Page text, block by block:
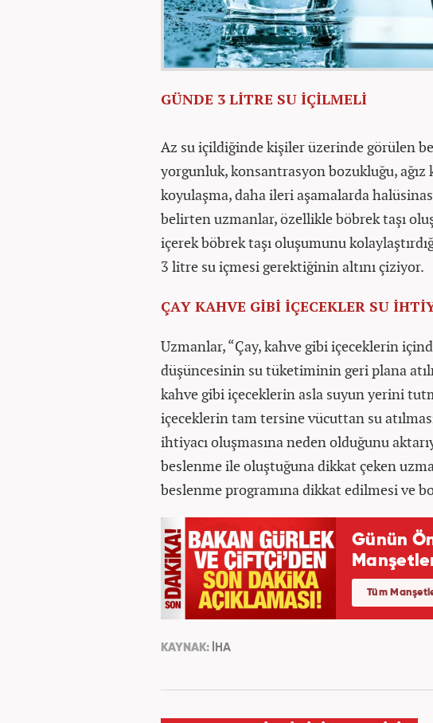
GÜNDE 3 LİTRE SU İÇİLMELİ
Az su içildiğinde kişiler üzerinde görülen
yorgunluk, konsantrasyon bozukluğu,
koyulaşma, daha ileri aşamalarda
belirten uzmanlar, özellikle böbrek taşı
içerek böbrek taşı oluşumunu
3 litre su içmesi gerektiğinin altını çiziyor.
ÇAY KAHVE GİBİ İÇECEKLER SU
Uzmanlar, “Çay, kahve gibi içeceklerin
düşüncesinin su tüketiminin geri plana
kahve gibi içeceklerin asla suyun yerini
içeceklerin tam tersine vücuttan su
ihtiyacı oluşmasına neden olduğunu
beslenme ile oluştuğuna dikkat çeken
beslenme programına dikkat edilmesi ve
KAYNAK: İHA